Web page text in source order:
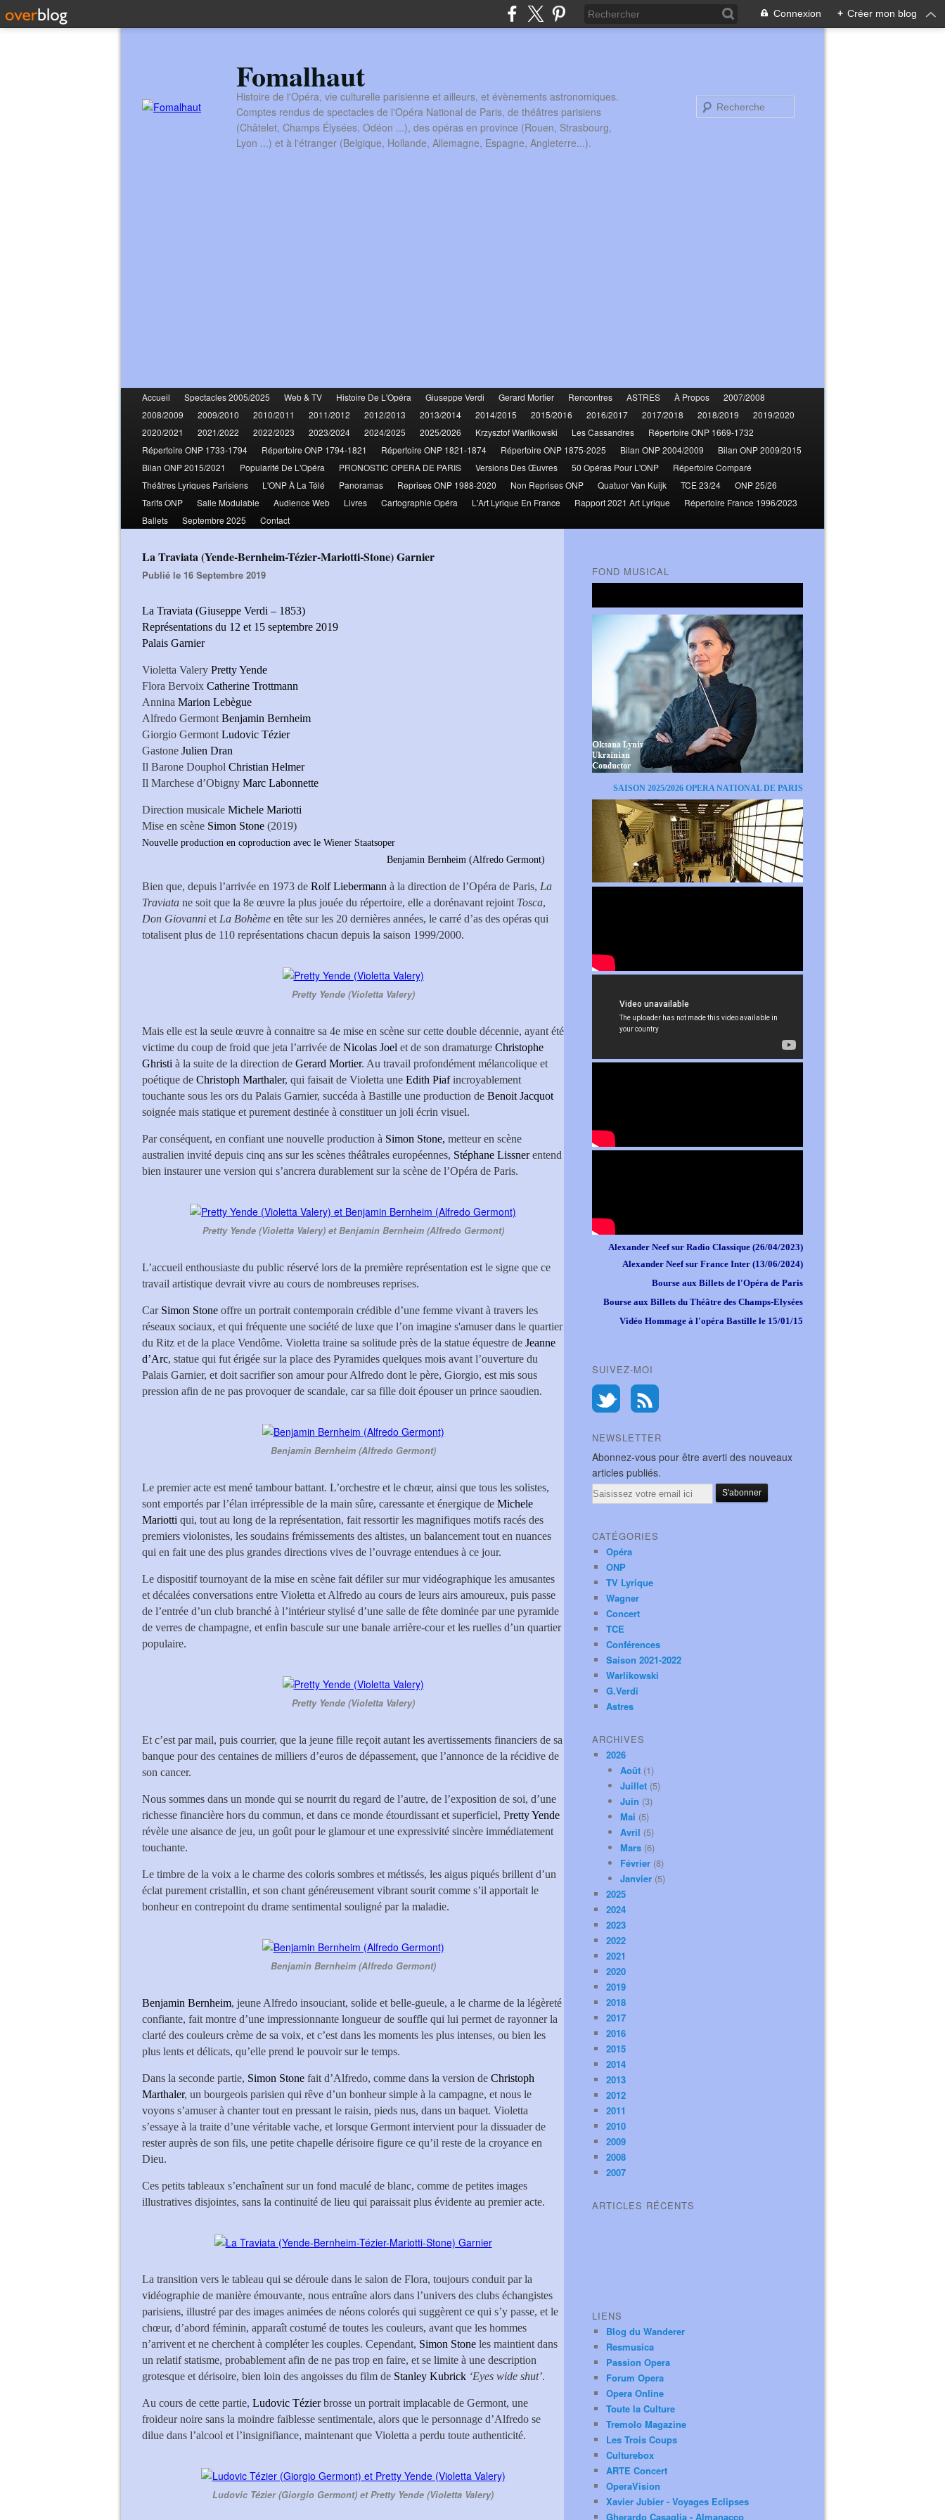
Connexion + Créer mon blog
Fomalhaut
Histoire de l'Opéra, vie culturelle parisienne et ailleurs, et évènements astronomiques.
Comptes rendus de spectacles de l'Opéra National de Paris, de théâtres parisiens
(Châtelet, Champs Élysées, Odéon ...), des opéras en province (Rouen, Strasbourg,
Lyon ...) et à l'étranger (Belgique, Hollande, Allemagne, Espagne, Angleterre...).
Accueil Spectacles 2005/2025 Web & TV Histoire De L'Opéra Giuseppe Verdi Gerard Mortier Rencontres ASTRES À Propos
2007/2008
2008/2009
2009/2010 2010/2011 2011/2012 2012/2013 2013/2014 2014/2015 2015/2016 2016/2017 2017/2018 2018/2019
2019/2020
2020/2021
2021/2022 2022/2023 2023/2024 2024/2025 2025/2026 Krzysztof Warlikowski Les Cassandres
Répertoire ONP 1669-1732
Répertoire ONP 1733-1794
Répertoire ONP 1794-1821 Répertoire ONP 1821-1874 Répertoire ONP 1875-2025 Bilan ONP 2004/2009
Bilan ONP 2009/2015
Bilan ONP 2015/2021
Popularité De L'Opéra PRONOSTIC OPERA DE PARIS Versions Des Œuvres 50 Opéras Pour L'ONP
Répertoire Comparé
Théâtres Lyriques Parisiens
L'ONP À La Télé Panoramas Reprises ONP 1988-2020 Non Reprises ONP Quatuor Van Kuijk TCE 23/24
ONP 25/26
Tarifs ONP
Salle Modulable Audience Web Livres Cartographie Opéra L'Art Lyrique En France Rapport 2021 Art Lyrique
Répertoire France 1996/2023
Ballets
Septembre 2025 Contact
La Traviata (Yende-Bernheim-Tézier-Mariotti-Stone) Garnier
Publié le 16 Septembre 2019
La Traviata (Giuseppe Verdi – 1853)
Représentations du 12 et 15 septembre 2019
Palais Garnier
Violetta Valery Pretty Yende
Flora Bervoix Catherine Trottmann
Annina Marion Lebègue
Alfredo Germont Benjamin Bernheim
Giorgio Germont Ludovic Tézier
Gastone Julien Dran
Il Barone Douphol Christian Helmer
Il Marchese d’Obigny Marc Labonnette
Direction musicale Michele Mariotti
Mise en scène Simon Stone (2019)
Nouvelle production en coproduction avec le Wiener Staatsoper
Benjamin Bernheim (Alfredo Germont)
Bien que, depuis l’arrivée en 1973 de Rolf Liebermann à la direction de l’Opéra de Paris, La
Traviata ne soit que la 8e œuvre la plus jouée du répertoire, elle a dorénavant rejoint Tosca,
Don Giovanni et La Bohème en tête sur les 20 dernières années, le carré d’as des opéras qui
totalisent plus de 110 représentations chacun depuis la saison 1999/2000.
Pretty Yende (Violetta Valery)
Mais elle est la seule œuvre à connaitre sa 4e mise en scène sur cette double décennie, ayant été
victime du coup de froid que jeta l’arrivée de Nicolas Joel et de son dramaturge Christophe
Ghristi à la suite de la direction de Gerard Mortier. Au travail profondément mélancolique et
poétique de Christoph Marthaler, qui faisait de Violetta une Edith Piafincroyablement
touchante sous les ors du Palais Garnier, succéda à Bastille une production de Benoit Jacquot
soignée mais statique et purement destinée à constituer un joli écrin visuel.
Par conséquent, en confiant une nouvelle production à Simon Stone, metteur en scène
australien invité depuis cinq ans sur les scènes théâtrales européennes, Stéphane Lissnerentend
bien instaurer une version qui s’ancrera durablement sur la scène de l’Opéra de Paris.
Pretty Yende (Violetta Valery) et Benjamin Bernheim (Alfredo Germont)
L’accueil enthousiaste du public réservé lors de la première représentation est le signe que ce
travail artistique devrait vivre au cours de nombreuses reprises.
Car Simon Stone offre un portrait contemporain crédible d’une femme vivant à travers les
réseaux sociaux, et qui fréquente une société de luxe que l’on imagine s'amuser dans le quartier
du Ritz et de la place Vendôme. Violetta traine sa solitude près de la statue équestre de Jeanne
d’Arc, statue qui fut érigée sur la place des Pyramides quelques mois avant l’ouverture du
Palais Garnier, et doit sacrifier son amour pour Alfredo dont le père, Giorgio, est mis sous
pression afin de ne pas provoquer de scandale, car sa fille doit épouser un prince saoudien.
Benjamin Bernheim (Alfredo Germont)
Le premier acte est mené tambour battant. L’orchestre et le chœur, ainsi que tous les solistes,
sont emportés par l’élan irrépressible de la main sûre, caressante et énergique de Michele
Mariotti qui, tout au long de la représentation, fait ressortir les magnifiques motifs racés des
premiers violonistes, les soudains frémissements des altistes, un balancement tout en nuances
qui en fait une des plus grandes directions vives de l’ouvrage entendues à ce jour.
Le dispositif tournoyant de la mise en scène fait défiler sur mur vidéographique les amusantes
et décalées conversations entre Violetta et Alfredo au cours de leurs airs amoureux, puis passe
de l’entrée d’un club branché à l’intérieur stylisé d’une salle de fête dominée par une pyramide
de verres de champagne, et enfin bascule sur une banale arrière-cour et les ruelles d’un quartier
populaire.
Pretty Yende (Violetta Valery)
Et c’est par mail, puis courrier, que la jeune fille reçoit autant les avertissements financiers de sa
banque pour des centaines de milliers d’euros de dépassement, que l’annonce de la récidive de
son cancer.
Nous sommes dans un monde qui se nourrit du regard de l’autre, de l’exposition de soi, d’une
richesse financière hors du commun, et dans ce monde étourdissant et superficiel, Pretty Yende
révèle une aisance de jeu, un goût pour le glamour et une expressivité sincère immédiatement
touchante.
Le timbre de la voix a le charme des coloris sombres et métissés, les aigus piqués brillent d’un
éclat purement cristallin, et son chant généreusement vibrant sourit comme s’il apportait le
bonheur en contrepoint du drame sentimental souligné par la maladie.
Benjamin Bernheim (Alfredo Germont)
Benjamin Bernheim, jeune Alfredo insouciant, solide et belle-gueule, a le charme de la légèreté
confiante, fait montre d’une impressionnante longueur de souffle qui lui permet de rayonner la
clarté des couleurs crème de sa voix, et c’est dans les moments les plus intenses, ou bien les
plus lents et délicats, qu’elle prend le pouvoir sur le temps.
Dans la seconde partie, Simon Stone fait d’Alfredo, comme dans la version de Christoph
Marthaler, un bourgeois parisien qui rêve d’un bonheur simple à la campagne, et nous le
voyons s’amuser à chanter tout en pressant le raisin, pieds nus, dans un baquet. Violetta
s’essaye à la traite d’une véritable vache, et lorsque Germont intervient pour la dissuader de
rester auprès de son fils, une petite chapelle dérisoire figure ce qu’il reste de la croyance en
Dieu.
Ces petits tableaux s’enchaînent sur un fond maculé de blanc, comme de petites images
illustratives disjointes, sans la continuité de lieu qui paraissait plus évidente au premier acte.
La transition vers le tableau qui se déroule dans le salon de Flora, toujours conduit par la
vidéographie de manière émouvante, nous entraîne alors dans l’univers des clubs échangistes
parisiens, illustré par des images animées de néons colorés qui suggèrent ce qui s’y passe, et le
chœur, d’abord féminin, apparaît costumé de toutes les couleurs, avant que les hommes
n’arrivent et ne cherchent à compléter les couples. Cependant, Simon Stone les maintient dans
un relatif statisme, probablement afin de ne pas trop en faire, et se limite à une description
grotesque et dérisoire, bien loin des angoisses du film de Stanley Kubrick ‘Eyes wide shut’.
Au cours de cette partie, Ludovic Tézierbrosse un portrait implacable de Germont, une
froideur noire sans la moindre faiblesse sentimentale, alors que le personnage d’Alfredo se
dilue dans l’alcool et l’insignifiance, maintenant que Violetta a perdu toute authenticité.
Ludovic Tézier (Giorgio Germont) et Pretty Yende (Violetta Valery)
FOND MUSICAL
SAISON 2025/2026 OPERA NATIONAL DE PARIS
Alexander Neef sur Radio Classique (26/04/2023)
Alexander Neef sur France Inter (13/06/2024)
Bourse aux Billets de l'Opéra de Paris
Bourse aux Billets du Théâtre des Champs-Elysées
Vidéo Hommage à l'opéra Bastille le 15/01/15
SUIVEZ-MOI
NEWSLETTER
Abonnez-vous pour être averti des nouveaux
articles publiés.
Email
CATÉGORIES
Opéra
ONP
TV Lyrique
Wagner
Concert
TCE
Conférences
Saison 2021-2022
Warlikowski
G.Verdi
Astres
ARCHIVES
2026
Août (1)
Juillet (5)
Juin (3)
Mai (5)
Avril (5)
Mars (6)
Février (8)
Janvier (5)
2025
2024
2023
2022
2021
2020
2019
2018
2017
2016
2015
2014
2013
2012
2011
2010
2009
2008
2007
ARTICLES RÉCENTS
LIENS
Blog du Wanderer
Resmusica
Passion Opera
Forum Opera
Opera Online
Toute la Culture
Tremolo Magazine
Les Trois Coups
Culturebox
ARTE Concert
OperaVision
Xavier Jubier - Voyages Eclipses
Gherardo Casaglia - Almanacco